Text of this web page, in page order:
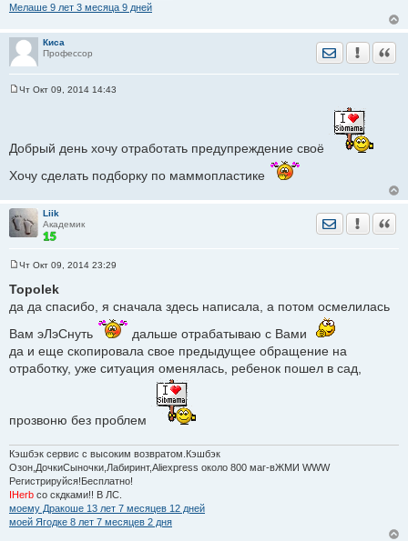
Мелаше 9 лет 3 месяца 9 дней
Киса
Профессор
Отправить
е
и
Чт Окт 09, 2014 14:43
Добрый день хочу отработать предупреждение своё
Хочу сделать подборку по маммопластике
Liik
Академик
Отправить
о
б
н
и
Чт Окт 09, 2014 23:29
Topolek
да да спасибо, я сначала здесь написала, а потом осмелилась
Вам эЛэСнуть
дальше отрабатываю с Вами
да и еще скопировала свое предыдущее обращение на
отработку, уже ситуация оменялась, ребенок пошел в сад,
прозвоню без проблем
Кэшбэк сервис с высоким возвратом.Кэшбэк
Озон,ДочкиСыночки,Лабиринт,Aliexpress около 800 маг-вЖМИ WWW
Регистрируйся!Бесплатно!
IHerb со скдками!! В ЛС.
моему Дракоше 13 лет 7 месяцев 12 дней
моей Ягодке 8 лет 7 месяцев 2 дня